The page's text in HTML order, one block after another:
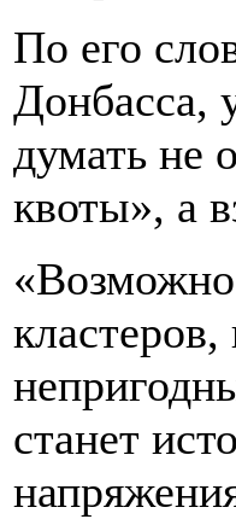
По его
Донбасса,
думать не
квоты», а
кластеров,
станет